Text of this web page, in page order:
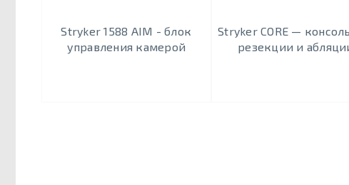
Stryker 1588 AIM - блок
управления камерой
Stryker CORE —
резекции и